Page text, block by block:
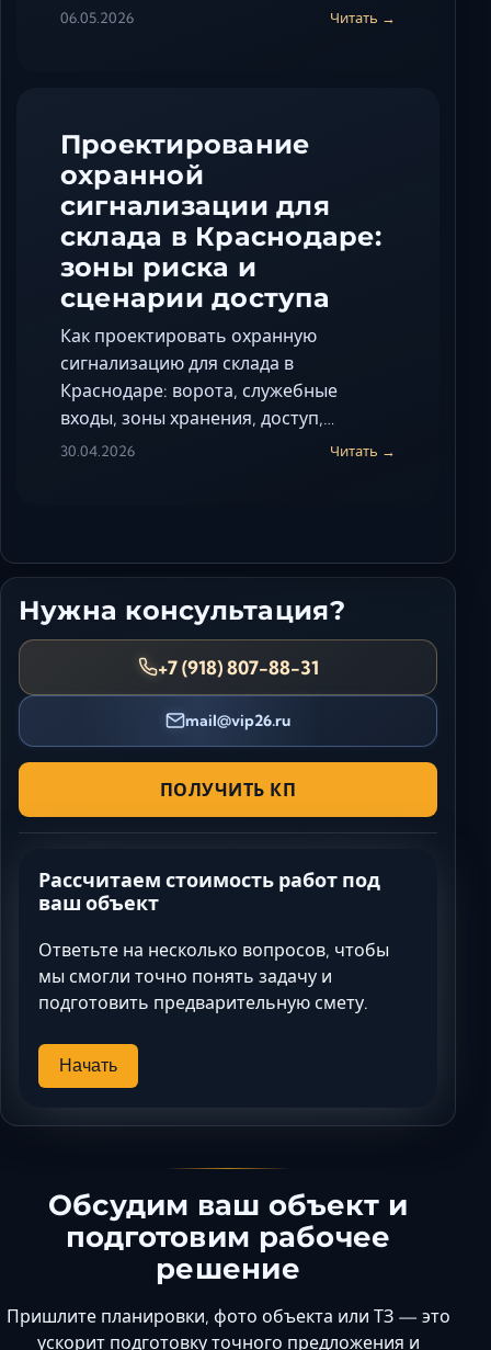
06.05.2026 Читать →
Проектирование
охранной
сигнализации для
склада в Краснодаре:
зоны риска и
сценарии доступа
Как проектировать охранную
сигнализацию для склада в
Краснодаре: ворота, служебные
входы, зоны хранения, доступ,…
30.04.2026 Читать →
Нужна консультация?
+7 (918) 807-88-31
mail@vip26.ru
ПОЛУЧИТЬ КП
Рассчитаем стоимость работ под
ваш объект
Ответьте на несколько вопросов, чтобы
мы смогли точно понять задачу и
подготовить предварительную смету.
Начать
Обсудим ваш объект и
подготовим рабочее
решение
Пришлите планировки, фото объекта или ТЗ — это
ускорит подготовку точного предложения и